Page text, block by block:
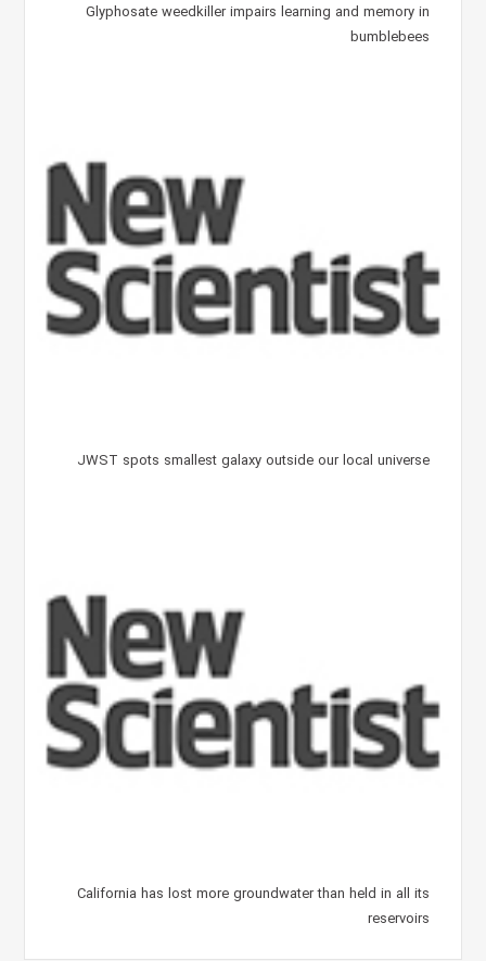
Glyphosate weedkiller impairs learning and memory in
bumblebees
JWST spots smallest galaxy outside our local universe
California has lost more groundwater than held in all its
reservoirs